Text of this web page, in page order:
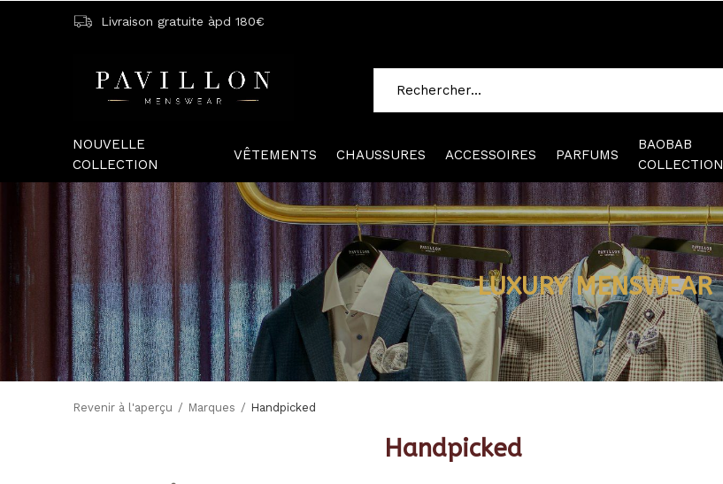
NOUVELLE
COLLECTION
VÊTEMENTS CHAUSSURES ACCESSOIRES PARFUMS
BAOBAB
COLLECTION
Livraison gratuite àpd 180€
LUXURY MENSWEAR
Revenir à l'aperçu Marques Handpicked
Handpicked